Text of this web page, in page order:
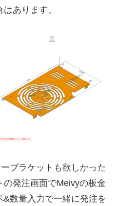
あります。
ブラケットも欲しかった
発注画面でMeivyの板金
数量入力で一緒に発注を